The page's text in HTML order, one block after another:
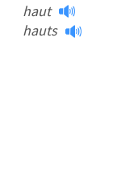
haut
hauts